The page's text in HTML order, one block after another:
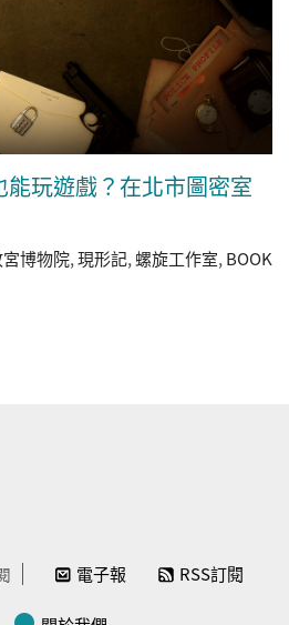
玩遊戲？在北市圖密室
博物院,現形記, 螺旋工作室, BOOK
電子報 RSS訂閱